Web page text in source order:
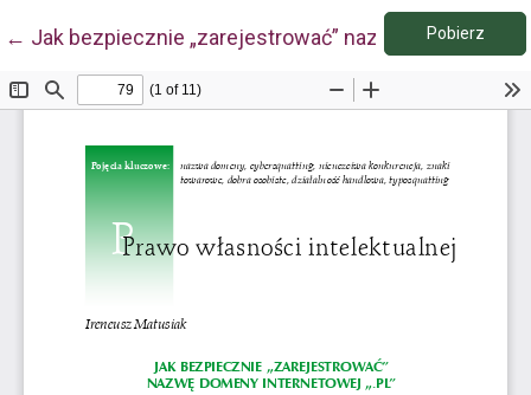
← Wróć do szczegółów artykułu
Jak bezpiecznie „zarejestrować” nazwę domeny
Pobierz